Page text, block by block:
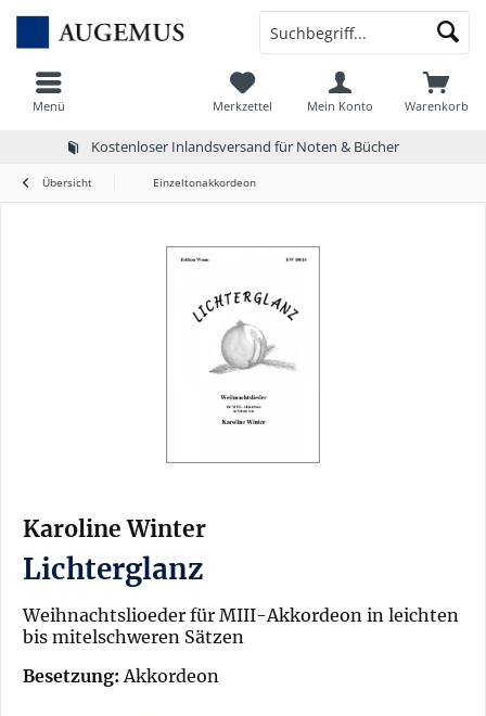
Kostenloser Inlandsversand für Noten & Bücher
Menü Warenkorb
Merkzettel Mein Konto
Übersicht Einzeltonakkordeon
Karoline Winter
Lichterglanz
Weihnachtslioeder für MIII-Akkordeon in leichten
bis mitelschweren Sätzen
Besetzung: Akkordeon